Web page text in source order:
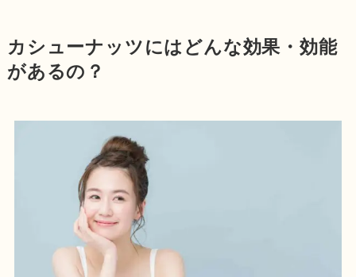
カシューナッツにはどんな効果・効能
があるの？